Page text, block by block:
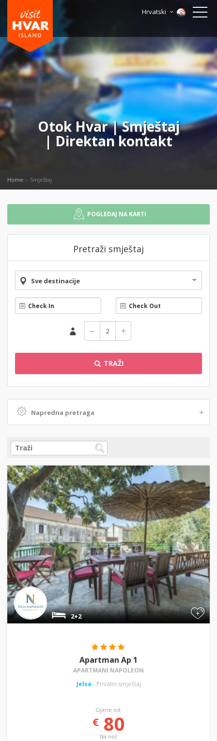
Hrvatski
Otok Hvar | Smještaj
| Direktan kontakt
Home Smještaj
POGLEDAJ NA KARTI
Pretraži smještaj
Sve destinacije
TRAŽI
Napredna pretraga
+
2+2
Apartman Ap 1
APARTMANI NAPOLEON
Jelsa - Privatni smještaj
Cijene od:
€80
Na noć